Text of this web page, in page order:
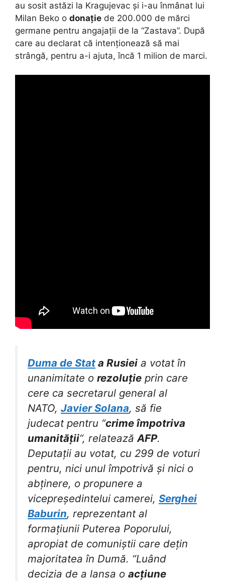
au sosit astăzi la Kragujevac și i-au înmânat lui
Milan Beko o donație de 200.000 de mărci
germane pentru angajații de la “Zastava”. După
care au declarat că intenționează să mai
strângă, pentru a-i ajuta, încă 1 milion de marci.
Duma de Stat a Rusiei a votat în
unanimitate o rezoluție prin care
cere ca secretarul general al
NATO, Javier Solana, să fie
judecat pentru “crime împotriva
umanității“, relatează AFP.
Deputații au votat, cu 299 de voturi
pentru, nici unul împotrivă și nici o
abținere, o propunere a
vicepreședintelui camerei, Serghei
Baburin, reprezentant al
formațiunii Puterea Poporului,
apropiat de comuniștii care dețin
majoritatea în Dumă. “Luând
decizia de a lansa o acțiune